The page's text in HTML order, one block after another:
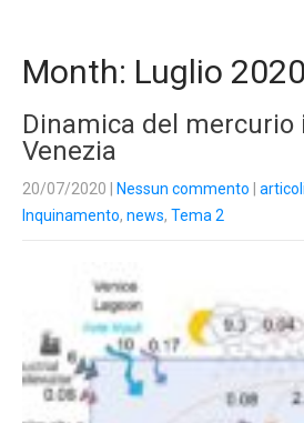
Month: Luglio 2020
Dinamica del mercurio
Venezia
20/07/2020 Nessun commento
Inquinamento, news, Tema 2